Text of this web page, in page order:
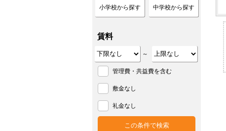
小学校から探す 中学校から探す
賃料
～
管理費・共益費を含む
敷金なし
礼金なし